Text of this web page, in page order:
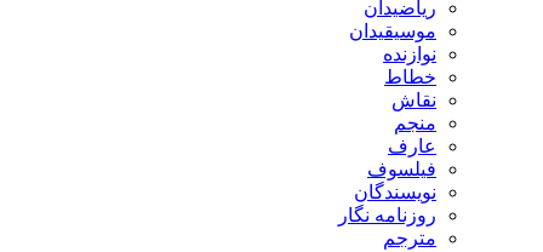
ریاضیدان
موسیقیدان
نوازنده
خطاط
نقاش
منجم
عارف
فیلسوف
نویسندگان
روزنامه نگار
مترجم